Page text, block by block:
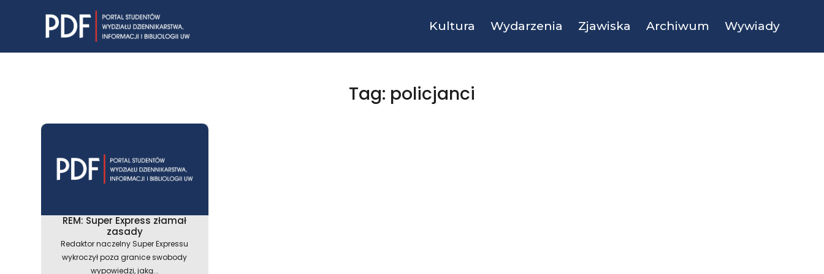
Kultura Wydarzenia Zjawiska Archiwum Wywiady
Tag: policjanci
REM: Super Express złamał
zasady
Redaktor naczelny Super Expressu
wykroczył poza granice swobody
wypowiedzi, jaką...